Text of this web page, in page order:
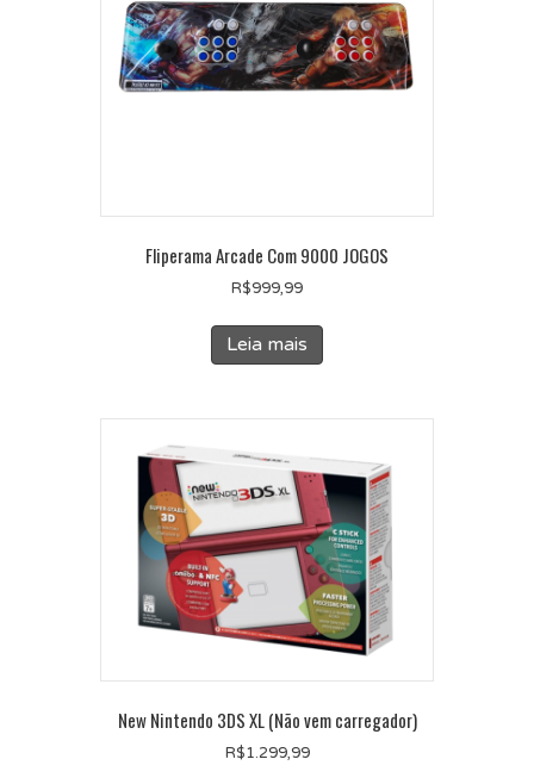
Fliperama Arcade Com 9000 JOGOS
R$999,99
Leia mais
New Nintendo 3DS XL (Não vem carregador)
R$1.299,99